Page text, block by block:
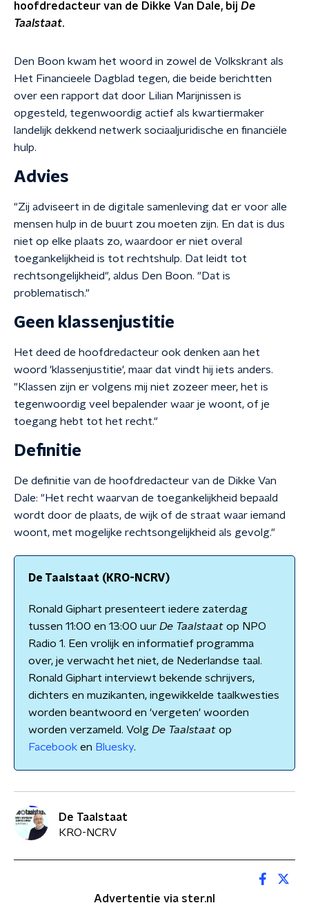
hoofdredacteur van de Dikke Van Dale, bij De
Taalstaat.
Den Boon kwam het woord in zowel de Volkskrant als
Het Financieele Dagblad tegen, die beide berichtten
over een rapport dat door Lilian Marijnissen is
opgesteld, tegenwoordig actief als kwartiermaker
landelijk dekkend netwerk sociaaljuridische en financiële
hulp.
Advies
"Zij adviseert in de digitale samenleving dat er voor alle
mensen hulp in de buurt zou moeten zijn. En dat is dus
niet op elke plaats zo, waardoor er niet overal
toegankelijkheid is tot rechtshulp. Dat leidt tot
rechtsongelijkheid", aldus Den Boon. "Dat is
problematisch."
Geen klassenjustitie
Het deed de hoofdredacteur ook denken aan het
woord 'klassenjustitie', maar dat vindt hij iets anders.
"Klassen zijn er volgens mij niet zozeer meer, het is
tegenwoordig veel bepalender waar je woont, of je
toegang hebt tot het recht."
Definitie
De definitie van de hoofdredacteur van de Dikke Van
Dale: "Het recht waarvan de toegankelijkheid bepaald
wordt door de plaats, de wijk of de straat waar iemand
woont, met mogelijke rechtsongelijkheid als gevolg."
De Taalstaat (KRO-NCRV)
Ronald Giphart presenteert iedere zaterdag
tussen 11:00 en 13:00 uur De Taalstaat op NPO
Radio 1. Een vrolijk en informatief programma
over, je verwacht het niet, de Nederlandse taal.
Ronald Giphart interviewt bekende schrijvers,
dichters en muzikanten, ingewikkelde taalkwesties
worden beantwoord en 'vergeten' woorden
worden verzameld. Volg De Taalstaat op
Facebook en Bluesky.
De Taalstaat
KRO-NCRV
Advertentie via ster.nl